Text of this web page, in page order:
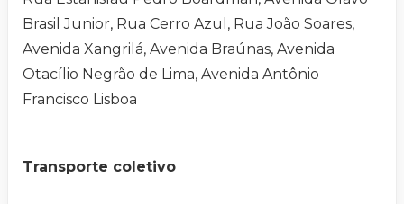
Brasil Junior, Rua Cerro Azul, Rua João Soares,
Avenida Xangrilá, Avenida Braúnas, Avenida
Otacílio Negrão de Lima, Avenida Antônio
Francisco Lisboa
Transporte coletivo